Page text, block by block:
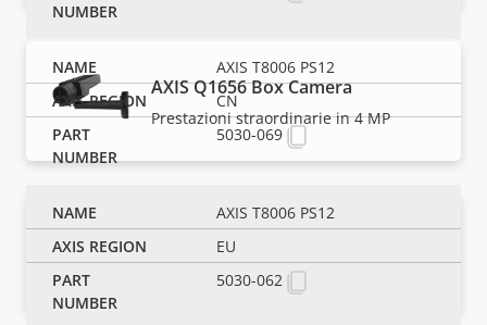
AXIS Q1656 Box Camera
Prestazioni straordinarie in 4 MP
AXIS Q1656-B Box Camera
Modello barebone da interno a 4 MP
AXIS T8006 PS12
CN
5030-069
AXIS T8006 PS12
EU
5030-062